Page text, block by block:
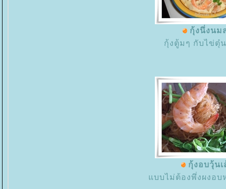
กุ้งนึ่งนม
กุ้งตู้มๆ กับไข่ตุ๋
กุ้งอบวุ้น
บบไม่ต้องพึ่งผงอบ